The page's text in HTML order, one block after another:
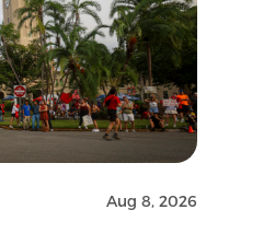
Aug 8, 2026